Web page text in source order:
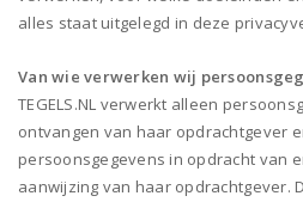
alles staat uitgelegd in deze
Van wie verwerken wij
TEGELS.NL verwerkt alleen
ontvangen van haar opdrachtgever
persoonsgegevens in opdracht van
aanwijzing van haar opdrachtgever.